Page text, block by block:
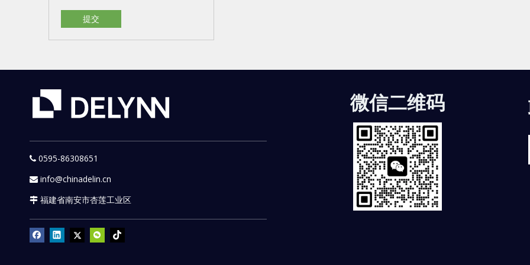
提交
 0595-86308651
 info@chinadelin.cn
 福建省南安市杏莲工业区
微信二维码